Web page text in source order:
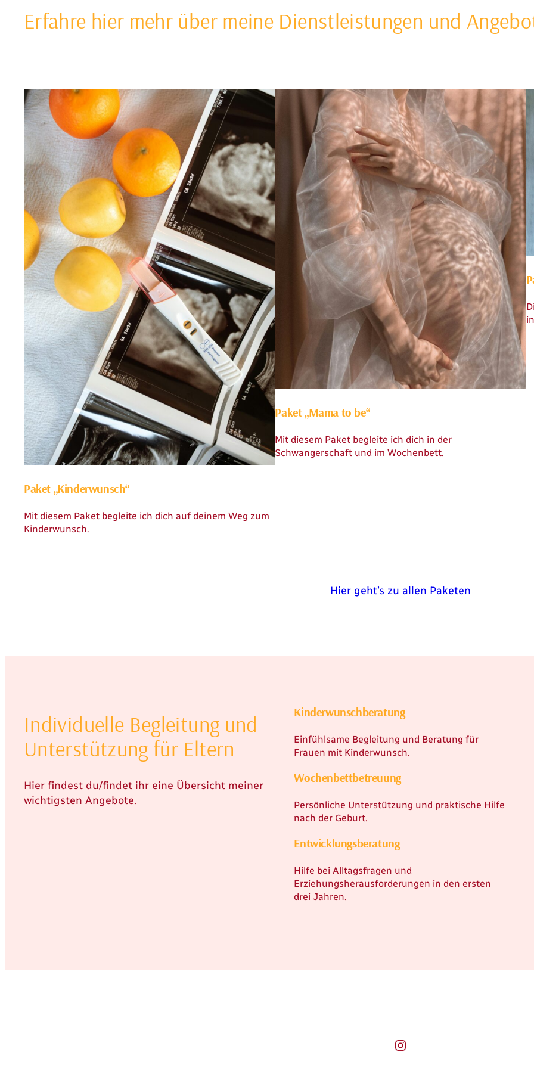
Erfahre hier mehr über meine Dienstleistungen und
Paket „Kinderwunsch“
Mit diesem Paket begleite ich dich auf deinem Weg zum
Kinderwunsch.
Paket „Mama to be“
Mit diesem Paket begleite ich dich in der
Schwangerschaft und im Wochenbett.
Hier geht’s zu allen Paketen
Individuelle Begleitung und
Unterstützung für Eltern
Hier findest du/findet ihr eine Übersicht meiner
wichtigsten Angebote.
Kinderwunschberatung
Einfühlsame Begleitung und Beratung für
Frauen mit Kinderwunsch.
Wochenbettbetreuung
Persönliche Unterstützung und praktische Hilfe
nach der Geburt.
Entwicklungsberatung
Hilfe bei Alltagsfragen und
Erziehungsherausforderungen in den ersten
drei Jahren.
Instagram